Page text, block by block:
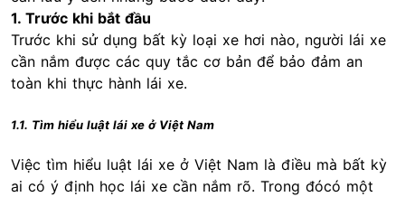
1. Trước khi bắt đầu
Trước khi sử dụng bất kỳ loại xe hơi nào, người lái xe
cần nắm được các quy tắc cơ bản để bảo đảm an
toàn khi thực hành lái xe.
1.1. Tìm hiểu luật lái xe ở Việt Nam
Việc tìm hiểu luật lái xe ở Việt Nam là điều mà bất kỳ
ai có ý định học lái xe cần nắm rõ. Trong đócó một